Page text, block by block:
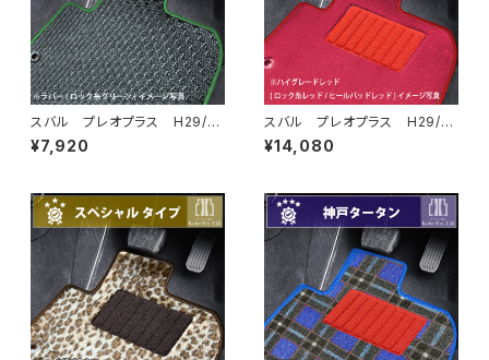
スバル プレオプラス H29/
5〜 LA350/360F フロアマ
ット一式 カーマット 防水 ラ
¥7,920
スバル プレオプラス H29/
5〜 LA350/360F フロアマ
ット一式 カーマット ハイグレ
¥14,080